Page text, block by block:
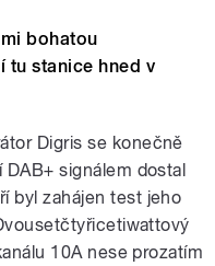
bohatou
tu stanice hned v
Digris se konečně
signálem dostal
byl zahájen test jeho
10A nese prozatím